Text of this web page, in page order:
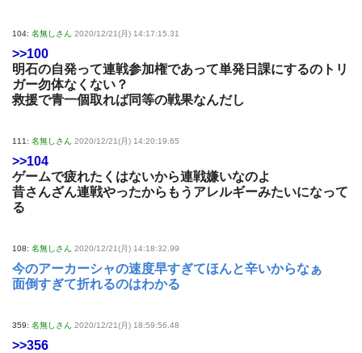
104: 名無しさん 2020/12/21(月) 14:17:15.31
>>100
明石の自発って連戦参加権であって単発日課にするのトリ
ガー勿体なくない？
救援で青一個取れば同等の戦果なんだし
111: 名無しさん 2020/12/21(月) 14:20:19.65
>>104
ゲームで疲れたくはないから連戦嫌いなのよ
昔さんざん連戦やったからもうアレルギーみたいになって
る
108: 名無しさん 2020/12/21(月) 14:18:32.99
今のアーカーシャの速度早すぎてほんと辛いからなぁ
面倒すぎて折れるのはわかる
359: 名無しさん 2020/12/21(月) 18:59:56.48
>>356